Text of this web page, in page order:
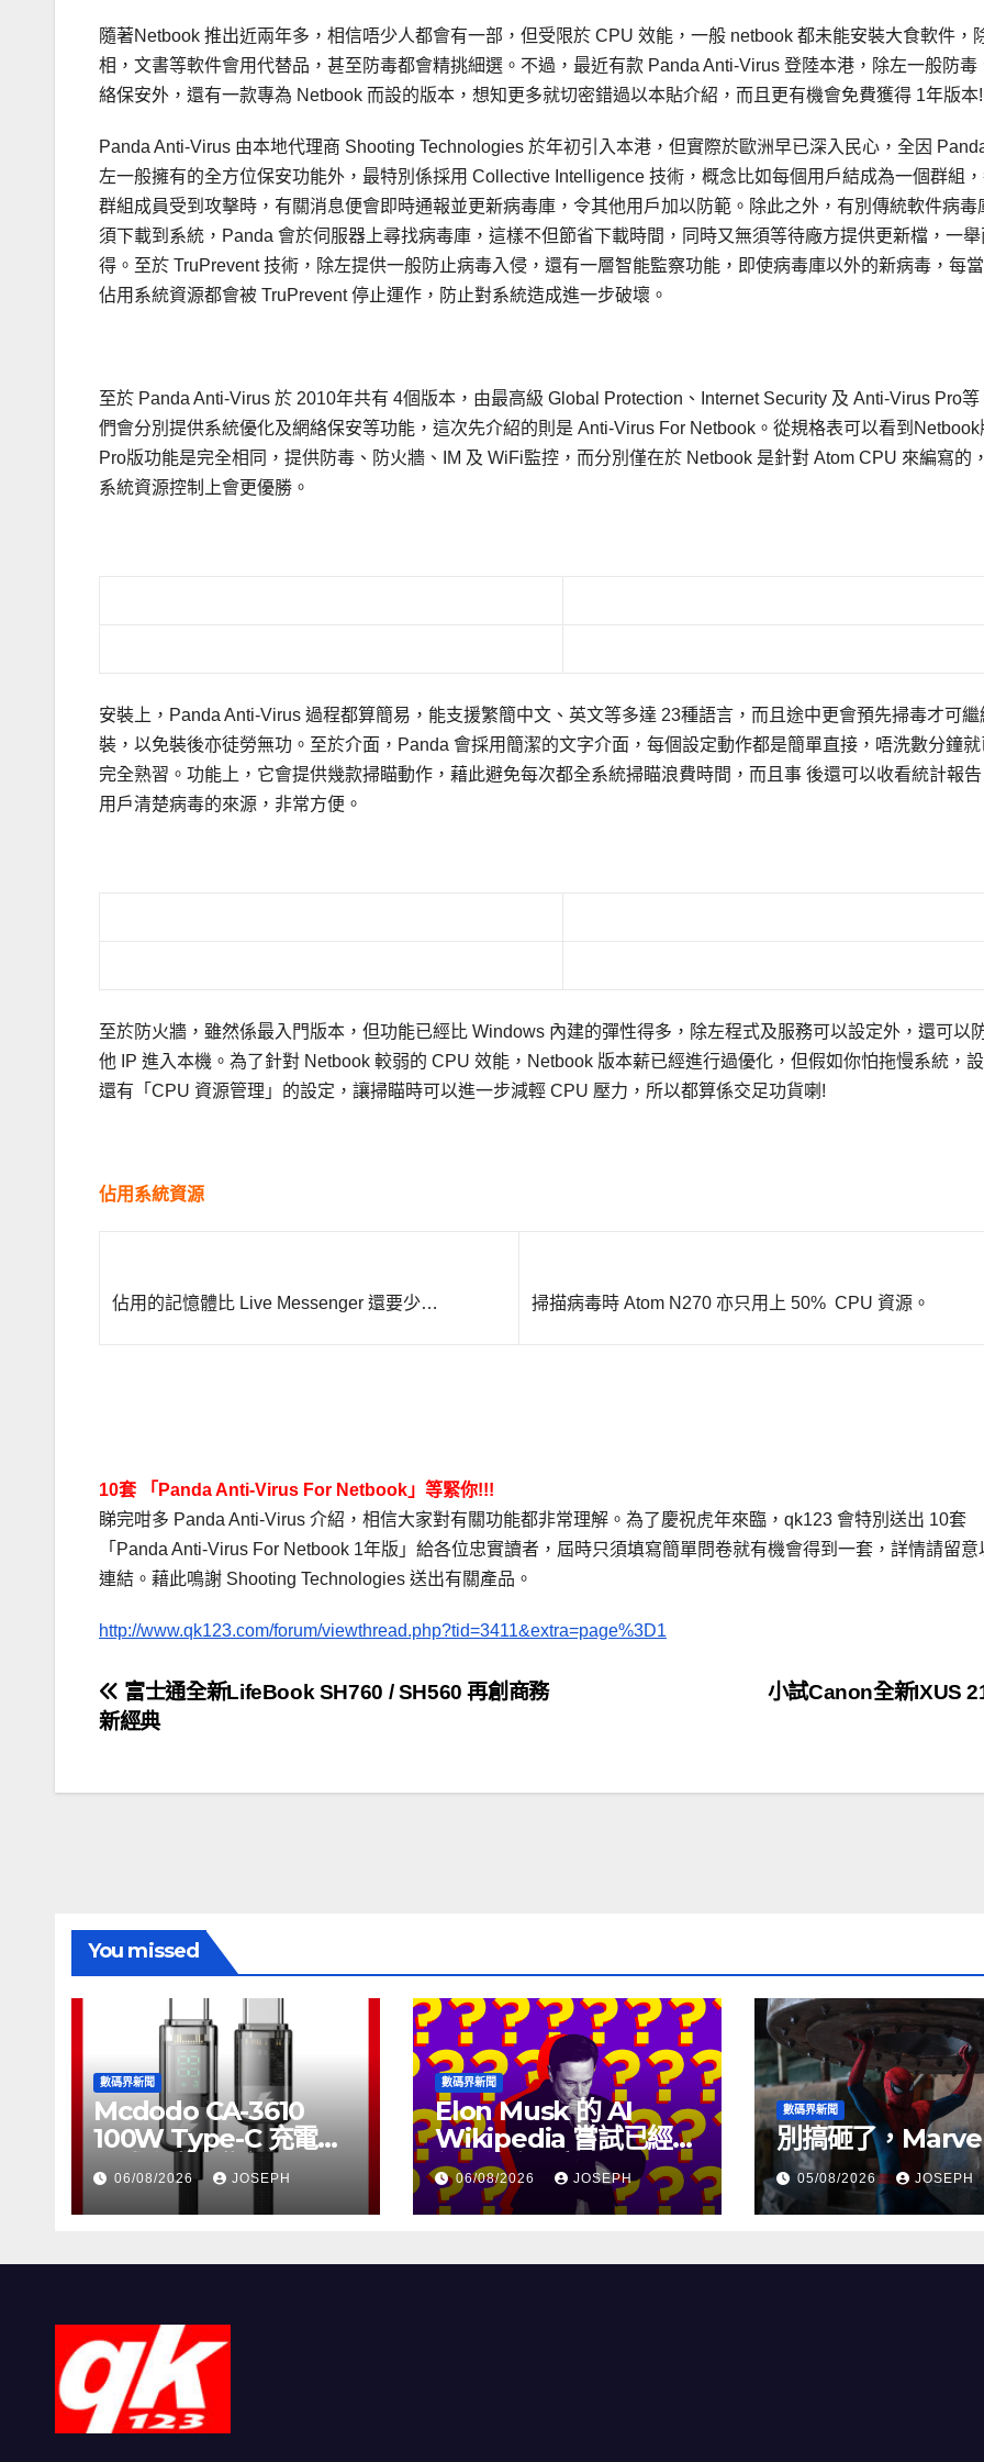
隨著Netbook 推出近兩年多，相信唔少人都會有一部，但受限於 CPU 效能，一般 netbook 都未能安裝大食軟件，
相，文書等軟件會用代替品，甚至防毒都會精挑細選。不過，最近有款 Panda Anti-Virus 登陸本港，除左一般防毒
絡保安外，還有一款專為 Netbook 而設的版本，想知更多就切密錯過以本貼介紹，而且更有機會免費獲得 1年版本!
Panda Anti-Virus 由本地代理商 Shooting Technologies 於年初引入本港，但實際於歐洲早已深入民心，全因
左一般擁有的全方位保安功能外，最特別係採用 Collective Intelligence 技術，概念比如每個用戶結成為一個群組
群組成員受到攻擊時，有關消息便會即時通報並更新病毒庫，令其他用戶加以防範。除此之外，有別傳統軟件病毒
須下載到系統，Panda 會於伺服器上尋找病毒庫，這樣不但節省下載時間，同時又無須等待廠方提供更新檔，一舉
得。至於 TruPrevent 技術，除左提供一般防止病毒入侵，還有一層智能監察功能，即使病毒庫以外的新病毒，每
佔用系統資源都會被 TruPrevent 停止運作，防止對系統造成進一步破壞。
至於 Panda Anti-Virus 於 2010年共有 4個版本，由最高級 Global Protection、Internet Security 及 Anti-Virus Pro等
們會分別提供系統優化及網絡保安等功能，這次先介紹的則是 Anti-Virus For Netbook。從規格表可以看到Netbook
Pro版功能是完全相同，提供防毒、防火牆、IM 及 WiFi監控，而分別僅在於 Netbook 是針對 Atom CPU 來編寫的
系統資源控制上會更優勝。
安裝上，Panda Anti-Virus 過程都算簡易，能支援繁簡中文、英文等多達 23種語言，而且途中更會預先掃毒才可繼
裝，以免裝後亦徒勞無功。至於介面，Panda 會採用簡潔的文字介面，每個設定動作都是簡單直接，唔洗數分鐘就
完全熟習。功能上，它會提供幾款掃瞄動作，藉此避免每次都全系統掃瞄浪費時間，而且事 後還可以收看統計報
用戶清楚病毒的來源，非常方便。
至於防火牆，雖然係最入門版本，但功能已經比 Windows 內建的彈性得多，除左程式及服務可以設定外，還可以
他 IP 進入本機。為了針對 Netbook 較弱的 CPU 效能，Netbook 版本薪已經進行過優化，但假如你怕拖慢系統，
還有「CPU 資源管理」的設定，讓掃瞄時可以進一步減輕 CPU 壓力，所以都算係交足功貨喇!
佔用系統資源
佔用的記憶體比 Live Messenger 還要少… 掃描病毒時 Atom N270 亦只用上 50% CPU 資源。
10套 「Panda Anti-Virus For Netbook」等緊你!!!
睇完咁多 Panda Anti-Virus 介紹，相信大家對有關功能都非常理解。為了慶祝虎年來臨，qk123 會特別送出 10套
「Panda Anti-Virus For Netbook 1年版」給各位忠實讀者，屆時只須填寫簡單問卷就有機會得到一套，詳情請留意
連結。藉此鳴謝 Shooting Technologies 送出有關產品。
http://www.qk123.com/forum/viewthread.php?tid=3411&extra=page%3D1
文
章
導
小試Canon全新IXUS
富士通全新LifeBook SH760 / SH560 再創商務
新經典
You missed
數碼界新聞
Mcdodo CA-3610
100W Type-C 充電線
正式上市，售價
HK$115
06/08/2026 JOSEPH
數碼界新聞
Elon Musk 的 AI
Wikipedia 嘗試已經幾
個月沒有更新了
06/08/2026 JOSEPH
數碼界新聞
別搞砸了，
05/08/2026 JOSEPH